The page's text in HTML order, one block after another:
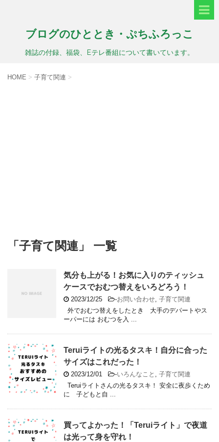
ブログのひととき・ぷちふろっこ
雑誌の付録、福袋、Eテレ番組について書いています。
HOME > 子育て関連 >
「子育て関連」 一覧
気分も上がる！お気に入りのティッシュ
ケースでおむつ替えをいろどろう！
2023/12/25 -お問い合わせ, 子育て関連
外でおむつ替えをしたとき 大手のデパートやス
ーパーには おむつを入 ...
Teruiライトの光るタスキ！自分に合った
サイズはこれだった！
2023/12/01 -いろんなこと , 子育て関連
Teruiライトさんの光るタスキ！ 安全に夜歩くため
に 子どもと自 ...
買ってよかった！「Teruiライト」で夜道
は光って身を守れ！